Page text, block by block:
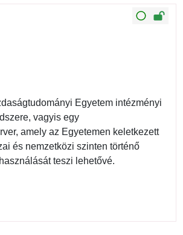
Egyetem intézményi
vagyis egy
amely az Egyetemen keletkezett
és nemzetközi szinten történő
teszi lehetővé.